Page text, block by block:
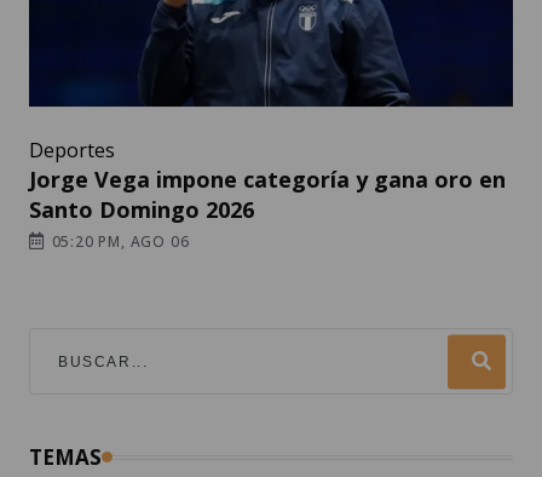
Deportes
Jorge Vega impone categoría y gana oro en
Santo Domingo 2026
05:20 PM, AGO 06
TEMAS